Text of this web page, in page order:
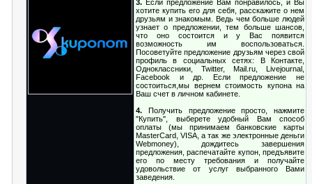
3. Если предложение Вам понравилось, и Вы
хотите купить его для себя, расскажите о нем
друзьям и знакомым. Ведь чем больше людей
узнает о предложении, тем больше шансов,
что оно состоится и у Вас появится
возможность им воспользоваться.
Посоветуйте предложение друзьям через свой
профиль в социальных сетях: В Контакте,
Одноклассники, Twitter, Mail.ru, Livejournal,
Facebook и др. Если предложение не
состоиться,мы вернем стоимость купона на
Ваш счет в личном кабинете.
4. Получить предложение просто, нажмите
"Купить", выберете удобный Вам способ
оплаты (мы принимаем банковские карты
MasterCard, VISA, а так же электронные деньги
Webmoney), дождитесь завершения
предложения, распечатайте купон, предъявите
его по месту требования и получайте
удовольствие от услуг выбранного Вами
заведения.